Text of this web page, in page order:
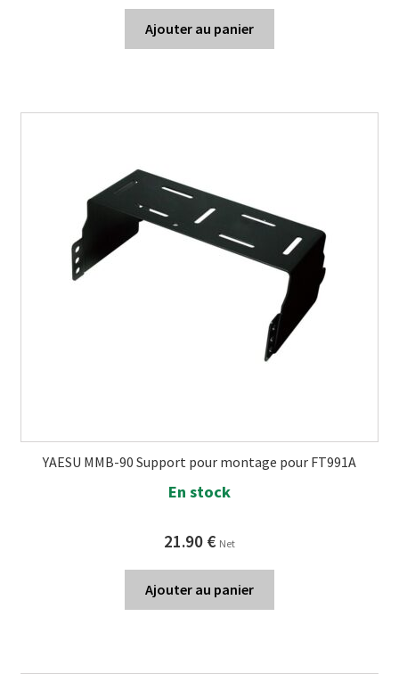
Ajouter au panier
YAESU MMB-90 Support pour montage pour FT991A
En stock
21.90 € Net
Ajouter au panier